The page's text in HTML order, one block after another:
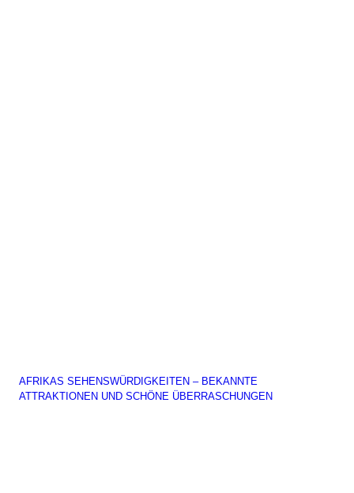
AFRIKAS SEHENSWÜRDIGKEITEN – BEKANNTE
ATTRAKTIONEN UND SCHÖNE ÜBERRASCHUNGEN